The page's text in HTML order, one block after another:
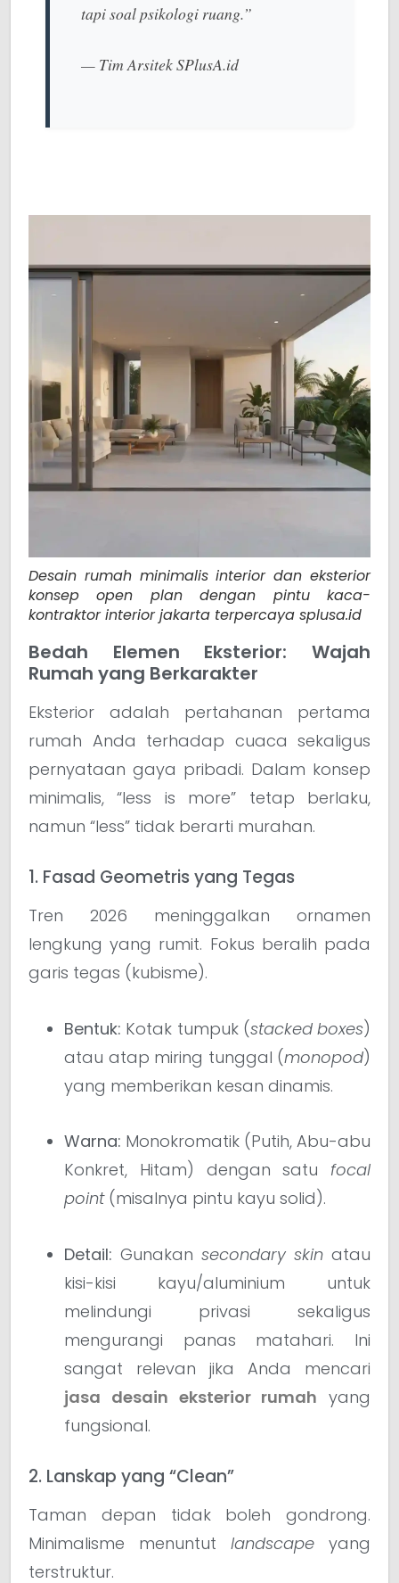
tapi soal psikologi ruang.”
— Tim Arsitek SPlusA.id
Desain rumah minimalis interior dan eksterior
konsep open plan dengan pintu kaca-
kontraktor interior jakarta terpercaya splusa.id
Bedah Elemen Eksterior: Wajah
Rumah yang Berkarakter
Eksterior adalah pertahanan pertama
rumah Anda terhadap cuaca sekaligus
pernyataan gaya pribadi. Dalam konsep
minimalis, “less is more” tetap berlaku,
namun “less” tidak berarti murahan.
1. Fasad Geometris yang Tegas
Tren 2026 meninggalkan ornamen
lengkung yang rumit. Fokus beralih pada
garis tegas (kubisme).
Bentuk: Kotak tumpuk (stacked boxes)
atau atap miring tunggal (monopod)
yang memberikan kesan dinamis.
Warna: Monokromatik (Putih, Abu-abu
Konkret, Hitam) dengan satu focal
point(misalnya pintu kayu solid).
Detail: Gunakan secondary skin atau
kisi-kisi kayu/aluminium untuk
melindungi privasi sekaligus
mengurangi panas matahari. Ini
sangat relevan jika Anda mencari
jasa desain eksterior rumah yang
fungsional.
2. Lanskap yang “Clean”
Taman depan tidak boleh gondrong.
Minimalisme menuntut landscape yang
terstruktur.